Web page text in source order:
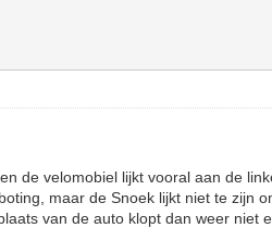
de velomobiel lijkt vooral aan de
maar de Snoek lijkt niet te zijn
van de auto klopt dan weer niet